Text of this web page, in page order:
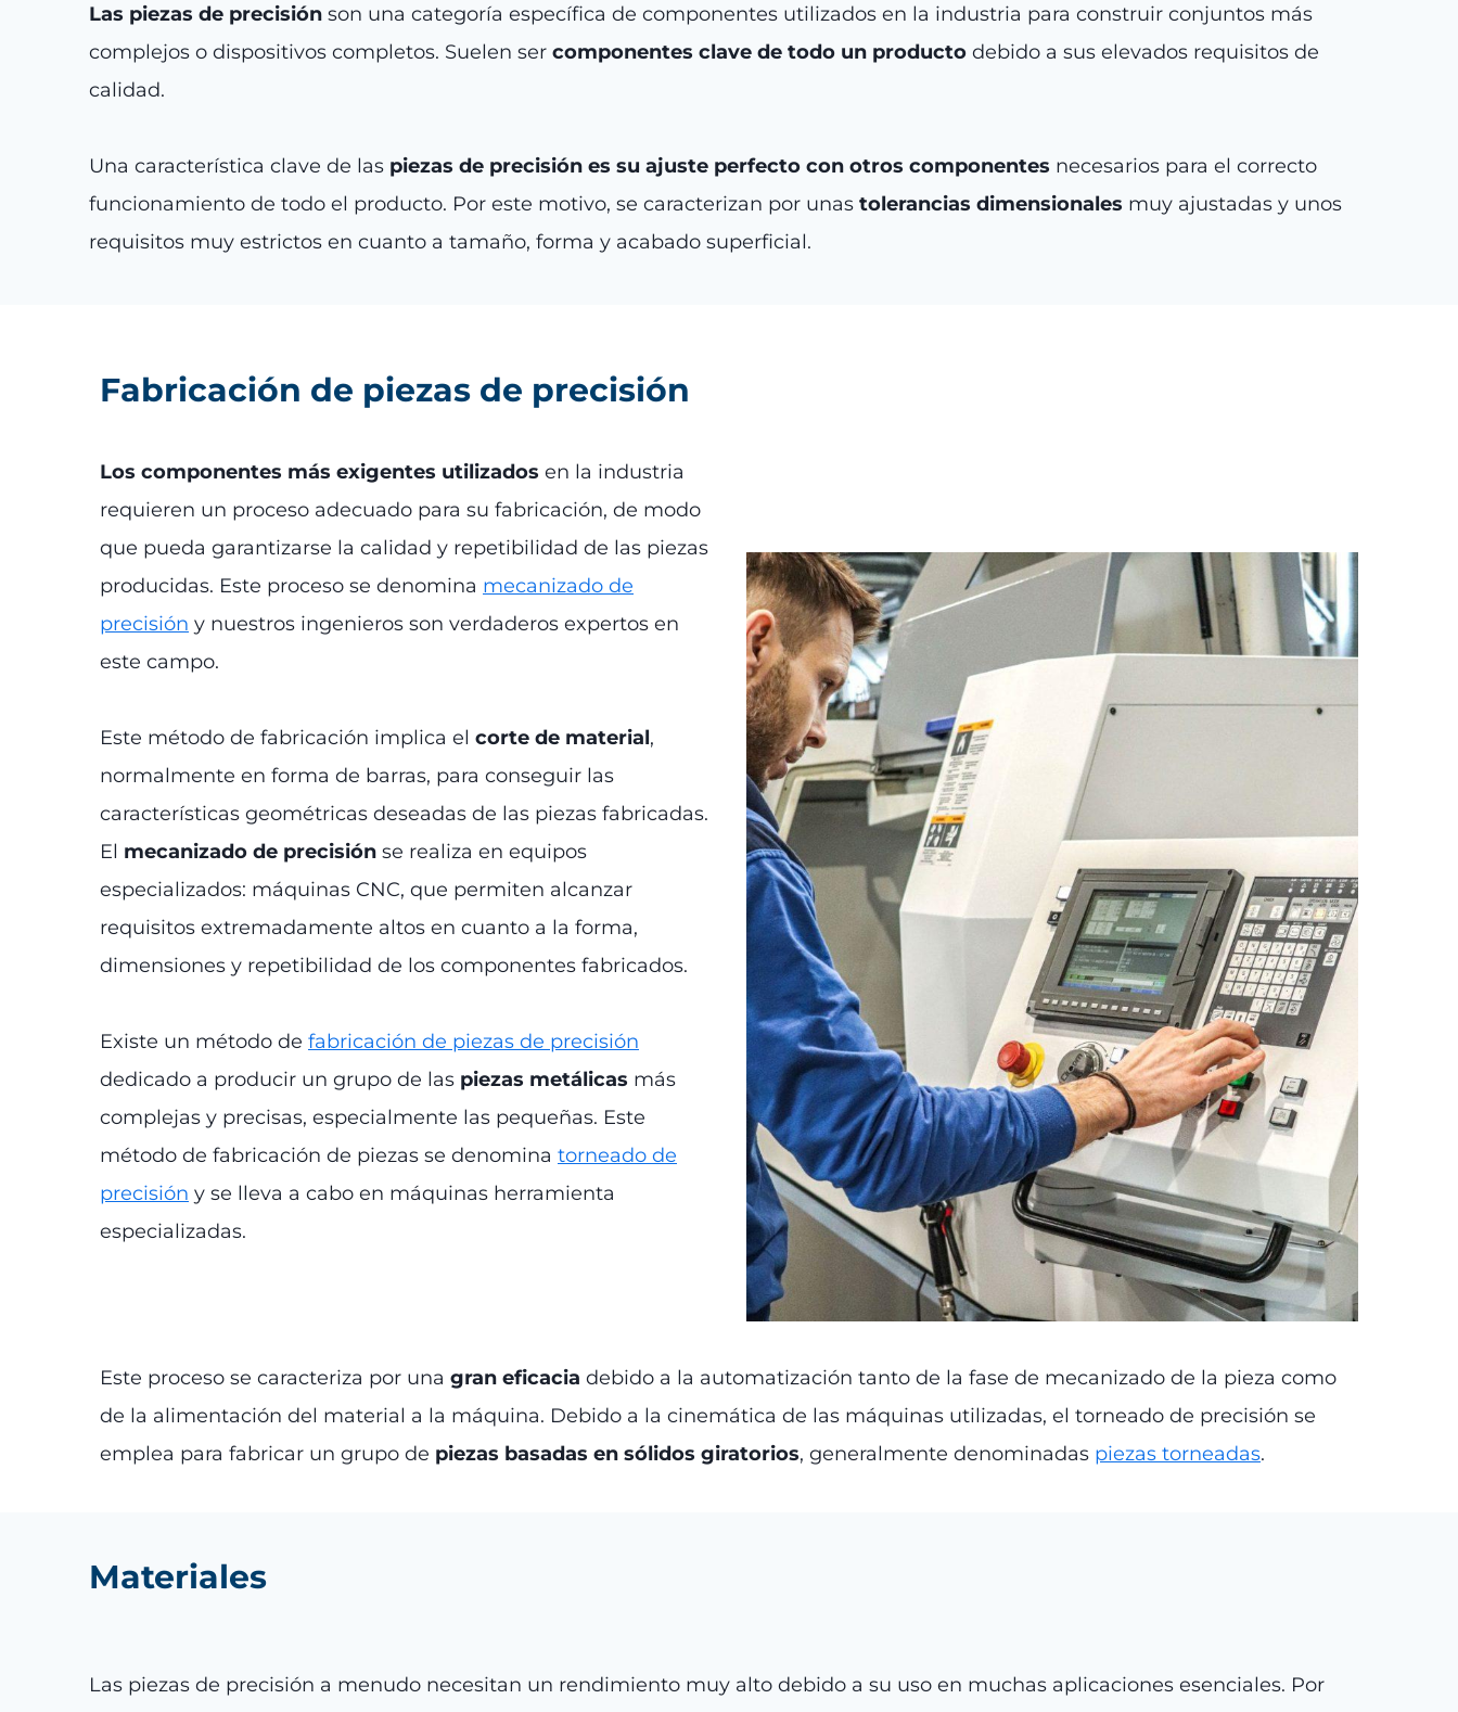
Las piezas de precisión son una categoría específica de componentes utilizados en la industria para construir conjuntos más
complejos o dispositivos completos. Suelen ser componentes clave de todo un producto debido a sus elevados requisitos de
calidad.
Una característica clave de las piezas de precisión es su ajuste perfecto con otros componentes necesarios para el correcto
funcionamiento de todo el producto. Por este motivo, se caracterizan por unas tolerancias dimensionales muy ajustadas y unos
requisitos muy estrictos en cuanto a tamaño, forma y acabado superficial.
Fabricación de piezas de precisión
Los componentes más exigentes utilizados en la industria
requieren un proceso adecuado para su fabricación, de modo
que pueda garantizarse la calidad y repetibilidad de las piezas
producidas. Este proceso se denomina mecanizado de
precisión y nuestros ingenieros son verdaderos expertos en
este campo.
Este método de fabricación implica el corte de material,
normalmente en forma de barras, para conseguir las
características geométricas deseadas de las piezas fabricadas.
El mecanizado de precisión se realiza en equipos
especializados: máquinas CNC, que permiten alcanzar
requisitos extremadamente altos en cuanto a la forma,
dimensiones y repetibilidad de los componentes fabricados.
Existe un método de fabricación de piezas de precisión
dedicado a producir un grupo de las piezas metálicas más
complejas y precisas, especialmente las pequeñas. Este
método de fabricación de piezas se denomina torneado de
precisión y se lleva a cabo en máquinas herramienta
especializadas.
Este proceso se caracteriza por una gran eficacia debido a la automatización tanto de la fase de mecanizado de la pieza como
de la alimentación del material a la máquina. Debido a la cinemática de las máquinas utilizadas, el torneado de precisión se
emplea para fabricar un grupo de piezas basadas en sólidos giratorios, generalmente denominadas piezas torneadas.
Materiales
Las piezas de precisión a menudo necesitan un rendimiento muy alto debido a su uso en muchas aplicaciones esenciales. Por